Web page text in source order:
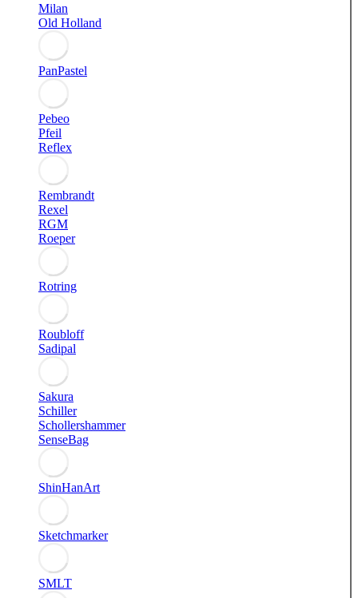
Milan
Old Holland
PanPastel
Pebeo
Pfeil
Reflex
Rembrandt
Rexel
RGM
Roeper
Rotring
Roubloff
Sadipal
Sakura
Schiller
Schollershammer
SenseBag
ShinHanArt
Sketchmarker
SMLT